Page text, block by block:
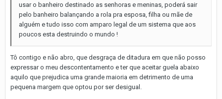
usar o banheiro destinado as senhoras e meninas, poderá sair
pelo banheiro balançando a rola pra esposa, filha ou mãe de
alguém e tudo isso com amparo legal de um sistema que aos
poucos esta destruindo o mundo !
Tô contigo e não abro, que desgraça de ditadura em que não posso
expressar o meu descontentamento e ter que aceitar guela abaixo
aquilo que prejudica uma grande maioria em detrimento de uma
pequena margem que optou por ser desigual.